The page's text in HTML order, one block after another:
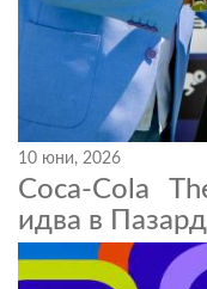
10 юни, 2026
Coca-Cola
идва в